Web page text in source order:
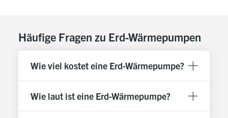
Häufige Fragen zu Erd-Wärmepumpen
Wie viel kostet eine Erd-Wärmepumpe?
Wie laut ist eine Erd-Wärmepumpe?